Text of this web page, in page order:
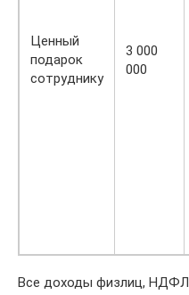
Ценный
подарок
сотруднику
3 000
000
Все доходы физлиц, НДФЛ